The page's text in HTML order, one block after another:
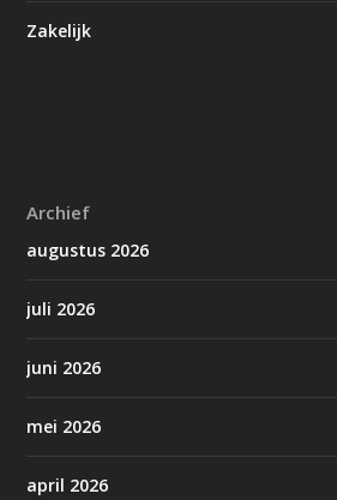
Zakelijk
Archief
augustus 2026
juli 2026
juni 2026
mei 2026
april 2026